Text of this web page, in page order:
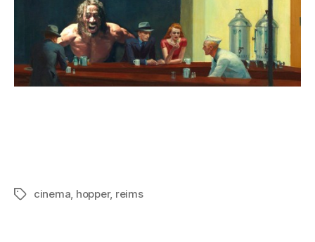
cinema, hopper, reims